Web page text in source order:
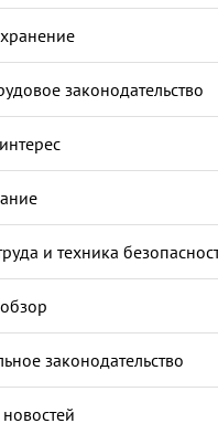
законодательство
и техника
законодательство